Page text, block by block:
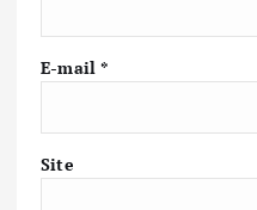
E-mail*
Site